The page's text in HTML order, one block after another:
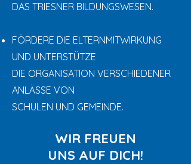
DAS TRIESNER BILDUNGSWESEN.
FÖRDERE DIE ELTERNMITWIRKUNG
UND UNTERSTÜTZE
DIE ORGANISATION VERSCHIEDENER
ANLÄSSE VON
SCHULEN UND GEMEINDE.​​
WIR FREUEN
UNS AUF DICH!